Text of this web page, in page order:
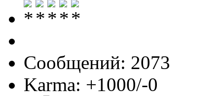
Сообщений: 2073
Karma: +1000/-0